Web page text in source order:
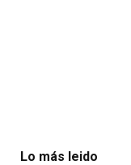
Lo más leido